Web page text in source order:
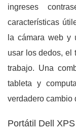
ingreses
características
la cámara web y
usar los dedos, el
trabajo. Una
tableta y
verdadero cambio
Portátil Dell